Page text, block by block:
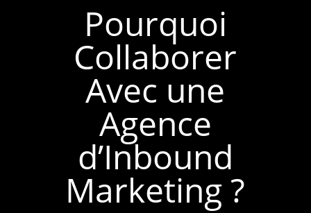
Pourquoi
Collaborer
Avec une
Agence
d’Inbound
Marketing ?